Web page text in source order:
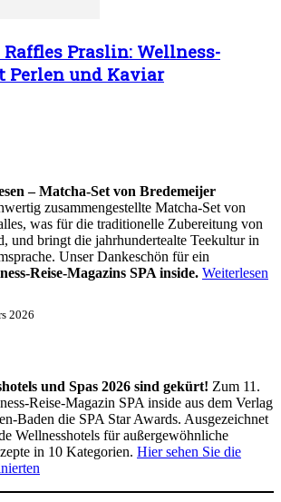
Raffles Praslin: Wellness-
Perlen und Kaviar
– Matcha-Set von Bredemeijer
zusammengestellte Matcha-Set von
was für die traditionelle Zubereitung von
und bringt die jahrhundertealte Teekultur in
Unser Dankeschön für ein
Reise-Magazins SPA inside. Weiterlesen
2026
und Spas 2026 sind gekürt! Zum 11.
Reise-Magazin SPA inside aus dem Verlag
Baden die SPA Star Awards. Ausgezeichnet
Wellnesshotels für außergewöhnliche
in 10 Kategorien. Hier sehen Sie die